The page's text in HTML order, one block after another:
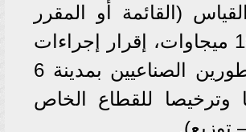
(القائمة أو المقرر
إنشاؤها) والمرتبطة بشبكة الكهرباء حتى 10 ميجاوات، إقرار إجراءات
عاجلة لحل مشكلة مستثمري منطقة المطورين الصناعيين بمدينة 6
على إصدار 31 تصريحا وترخيصا للقطاع الخاص
توزيع).